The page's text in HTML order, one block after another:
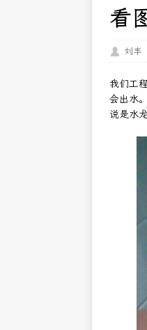
看
刘丰
我们工
会出水
说是水